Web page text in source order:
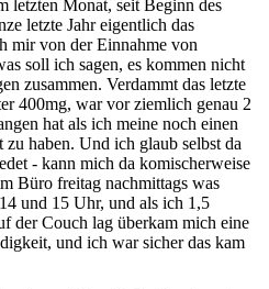
letzten Monat, seit Beginn des
letzte Jahr eigentlich das
mir von der Einnahme von
soll ich sagen, es kommen nicht
zusammen. Verdammt das letzte
400mg, war vor ziemlich genau 2
hat als ich meine noch einen
haben. Und ich glaub selbst da
- kann mich da komischerweise
Büro freitag nachmittags was
und 15 Uhr, und als ich 1,5
der Couch lag überkam mich eine
und ich war sicher das kam